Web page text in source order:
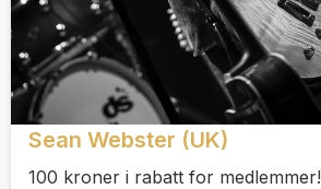
Sean Webster (UK)
100 kroner i rabatt for medlemmer!